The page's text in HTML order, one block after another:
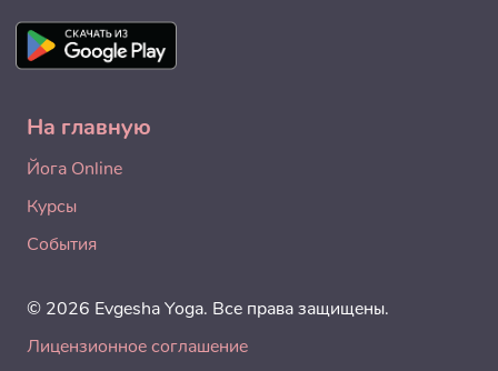
На главную
Йога Online
Курсы
События
© 2026 Evgesha Yoga. Все права защищены.
Лицензионное соглашение